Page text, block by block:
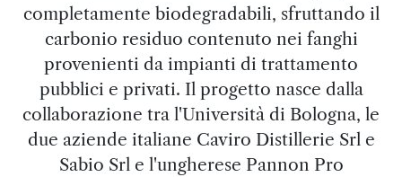
completamente biodegradabili, sfruttando il
carbonio residuo contenuto nei fanghi
provenienti da impianti di trattamento
pubblici e privati. Il progetto nasce dalla
collaborazione tra l'Università di Bologna, le
due aziende italiane Caviro Distillerie Srl e
Sabio Srl e l'ungherese Pannon Pro